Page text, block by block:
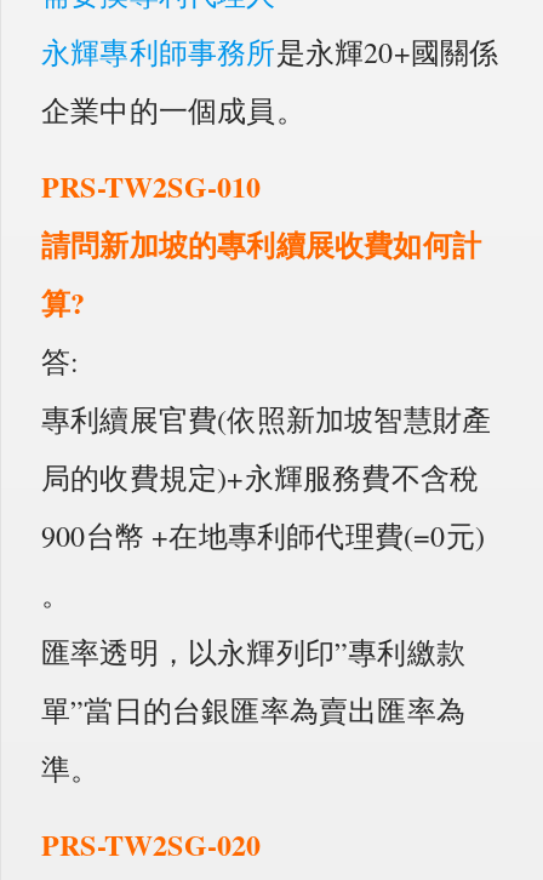
永輝專利師事務所是永輝20+國關係
企業中的一個成員。
PRS-TW2SG-010
請問新加坡的專利續展收費如何計
算?
答:
專利續展官費(依照新加坡智慧財產
局的收費規定)+永輝服務費不含稅
900台幣 +在地專利師代理費(=0元)
。
匯率透明，以永輝列印”專利繳款
單”當日的台銀匯率為賣出匯率為
準。
PRS-TW2SG-020